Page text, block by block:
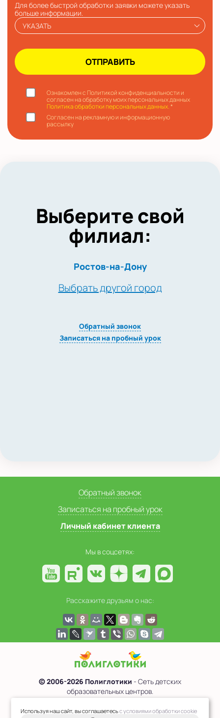
Для более быстрой обработки заявки можете указать
больше информации.
УКАЗАТЬ
Ознакомлен с Политикой конфиденциальности и
согласен на обработку моих персональных данных
Политика обработки персональных данных.*
Согласен на рекламную и информационную
рассылку
Выберите свой
филиал:
Ростов-на-Дону
Выбрать другой город
Обратный звонок
Записаться на пробный урок
Обратный звонок
Записаться на пробный урок
Личный кабинет клиента
Мы в соцсетях:
Расскажите друзьям о нас:
© 2006-2026 Полиглотики - Сеть детских
образовательных центров.
Используя наш сайт, вы соглашаетесьс условиями обработки cookie